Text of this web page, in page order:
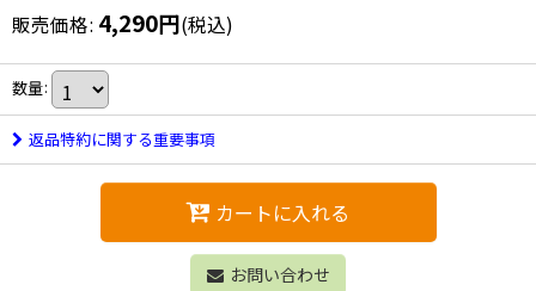
販売価格: 4,290円(税込)
数量:
返品特約に関する重要事項
カートに入れる
お問い合わせ